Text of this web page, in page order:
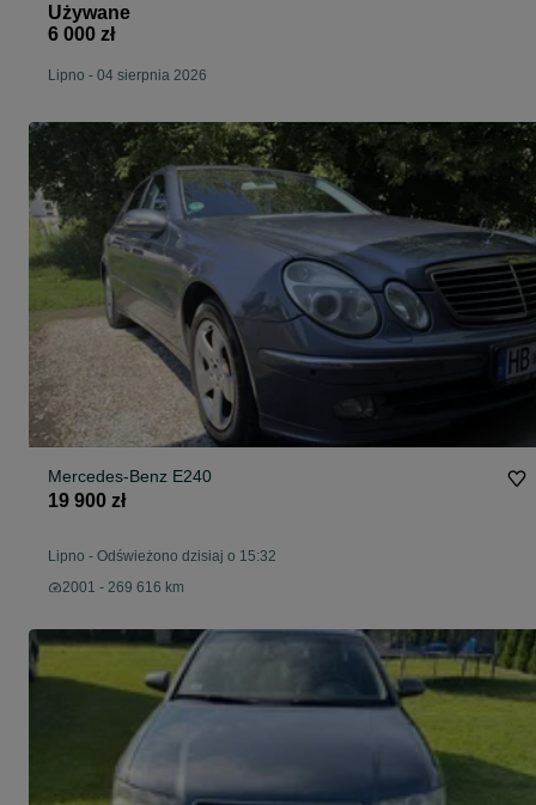
Używane
6 000 zł
Lipno - 04 sierpnia 2026
Mercedes-Benz E240
19 900 zł
Lipno - Odświeżono dzisiaj o 15:32
2001 - 269 616 km